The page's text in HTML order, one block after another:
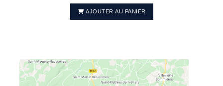
AJOUTER AU PANIER